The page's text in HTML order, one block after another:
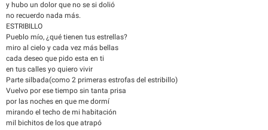
y hubo un dolor que no se si dolió
no recuerdo nada más.
ESTRIBILLO
Pueblo mío, ¿qué tienen tus estrellas?
miro al cielo y cada vez más bellas
cada deseo que pido esta en ti
en tus calles yo quiero vivir
Parte silbada(como 2 primeras estrofas del estribillo)
Vuelvo por ese tiempo sin tanta prisa
por las noches en que me dormí
mirando el techo de mi habitación
mil bichitos de los que atrapó